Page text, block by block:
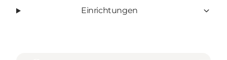
Einrichtungen